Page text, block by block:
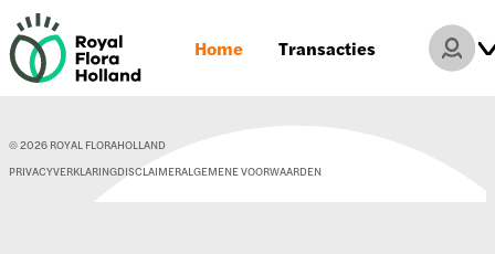
Home Transacties
©2026 ROYAL FLORAHOLLAND
PRIVACYVERKLARINGDISCLAIMERALGEMENE VOORWAARDEN